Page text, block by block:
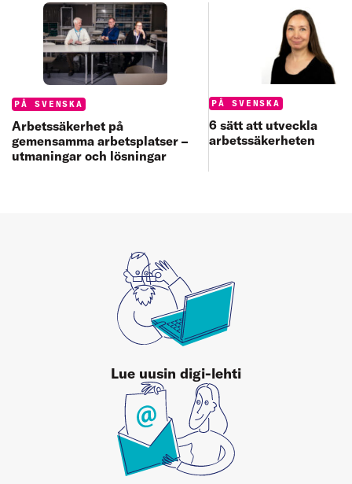
Categories:
PÅ SVENSKA
Arbetssäkerhet på
gemensamma arbetsplatser –
utmaningar och lösningar
Categories:
PÅ SVENSKA
6 sätt att utveckla
arbetssäkerheten
Lue uusin digi-lehti